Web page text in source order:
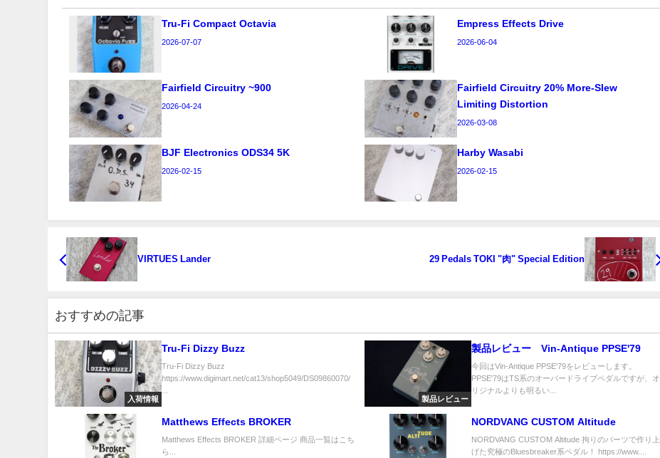
Tru-Fi Compact Octavia
2026-07-07
Empress Effects Drive
2026-06-04
Fairfield Circuitry ~900
2026-04-24
Fairfield Circuitry 20% More-Slew
Limiting Distortion
2026-03-08
BJF Electronics ODS34 5K
2026-02-15
Harby Wasabi
2026-02-15
VIRTUES Lander 29 Pedals TOKI "肉" Special Edition
おすすめの記事
入荷情報
Tru-Fi Dizzy Buzz
Tru-Fi Dizzy Buzz
https://www.digimart.net/cat13/shop5049/DS09860070/
製品レビュー
製品レビュー Vin-Antique PPSE'79
今回はVin-Antique PPSE'79をレビューします。
PPSE'79はTS系のオーバードライブペダルですが、オ
リジナルよりも明るい...
Matthews Effects BROKER
Matthews Effects BROKER 詳細ページ 商品一覧はこち
ら...
NORDVANG CUSTOM Altitude
NORDVANG CUSTOM Altitude 拘りのパーツで作り上
げた究極のBluesbreaker系ペダル！ https://www....